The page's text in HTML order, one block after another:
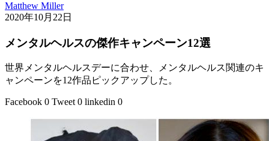
Matthew Miller
2020年10月22日
メンタルヘルスの傑作キャンペーン12選
世界メンタルヘルスデーに合わせ、メンタルヘルス関連のキ
ャンペーンを12作品ピックアップした。
Facebook 0 Tweet 0 linkedin 0